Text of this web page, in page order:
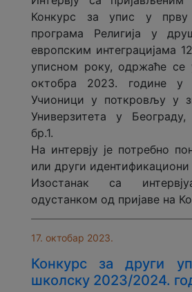
Конкурс за упис у прву
програма Религија у
европским интеграцијама
уписном року, одржаће се
октобра 2023. године у
Учионици у поткровљу у
Универзитета у
бр.1.
На интервју је потребно
или други идентификациони
Изостанак са
одустанком од пријаве на
17. октобар 2023.
Конкурс за други
школску 2023/2024.